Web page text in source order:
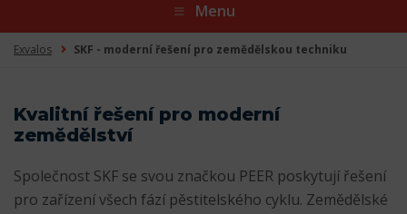
Menu
Exvalos SKF - moderní řešení pro zemědělskou techniku
Kvalitní řešení pro moderní
zemědělství
Společnost SKF se svou značkou PEER poskytují řešení
pro zařízení všech fází pěstitelského cyklu. Zemědělské